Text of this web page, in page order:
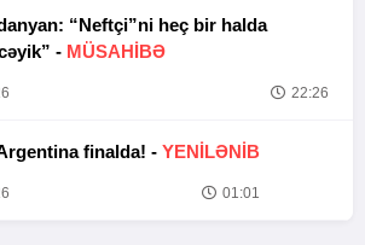
“Neftçi”ni heç bir halda
- MÜSAHİBƏ
22:26
finalda! - YENİLƏNİB
01:01